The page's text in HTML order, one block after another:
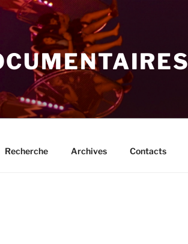
Recherche Archives Contacts